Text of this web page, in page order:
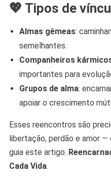
💖 Tipos de
Almas gêmeas:
semelhantes.
Companheiros
importantes para
Grupos de alma:
apoiar o crescimento
Esses reencontros são
libertação, perdão e amor
guia este artigo:
Cada Vida.